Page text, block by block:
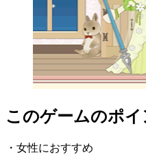
このゲームのポイ
・女性におすすめ